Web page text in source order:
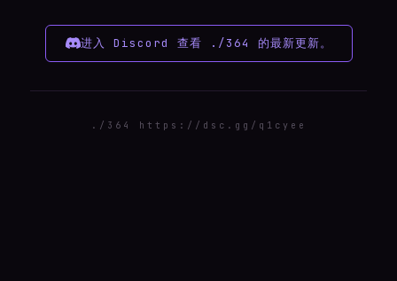
进入 Discord 查看 ./364 的最新更新。
./364 https://dsc.gg/q1cyee